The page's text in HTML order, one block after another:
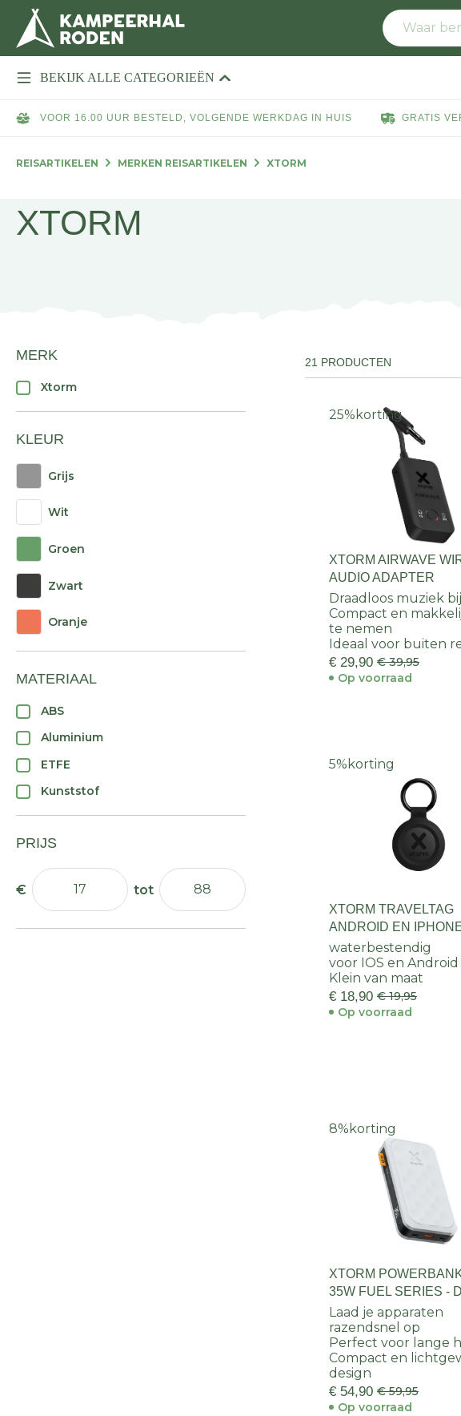
BEKIJK ALLE CATEGORIEËN
VOOR 16.00 UUR BESTELD, VOLGENDE WERKDAG IN HUIS GRATIS
REISARTIKELEN MERKEN REISARTIKELEN XTORM
XTORM
MERK
Xtorm
KLEUR
Grijs
Wit
Groen
Zwart
Oranje
MATERIAAL
ABS
Aluminium
ETFE
Kunststof
PRIJS
21 PRODUCTEN
25% korting
XTORM AIRWAVE
AUDIO ADAPTER
Draadloos muziek
Compact en
te nemen
Ideaal voor buiten
€ 29,90 € 39,95
Op voorraad
5% korting
XTORM TRAVELTAG
ANDROID EN
ZWART
waterbestendig
voor IOS en Android
Klein van maat
€ 18,90 € 19,95
Op voorraad
8% korting
XTORM
35W FUEL SERIES -
WHITE
Laad je apparaten
razendsnel op
Perfect voor lange
Compact en
design
€ 54,90 € 59,95
Op voorraad